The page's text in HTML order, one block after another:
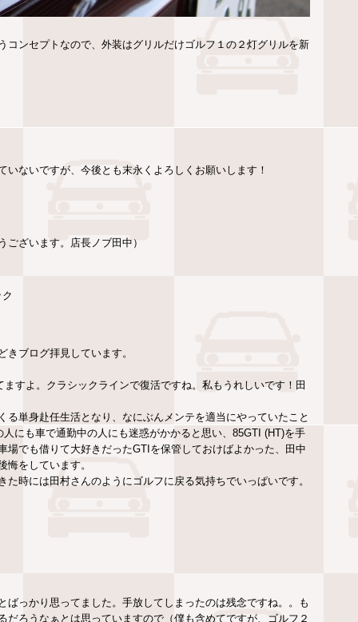
ンセプトなので、外装はグリルだけゴルフ１の２灯グリルを新
ないですが、今後とも末永くよろしくお願いします！
ざいます。店長ノブ田中）
ブログ拝見しています。
すよ。クラシックラインで復活ですね。私もうれしいです！田
単身赴任生活となり、なにぶんメンテを適当にやっていたこと
にも車で通勤中の人にも迷惑がかかると思い、85GTI (HT)を手
でも借りて大好きだったGTIを保管しておけばよかった、田中
をしています。
時には田村さんのようにゴルフに戻る気持ちでいっぱいです。
っかり思ってました。手放してしまったのは残念ですね。。も
ろうなぁとは思っていますので（僕も含めてですが、ゴルフ２